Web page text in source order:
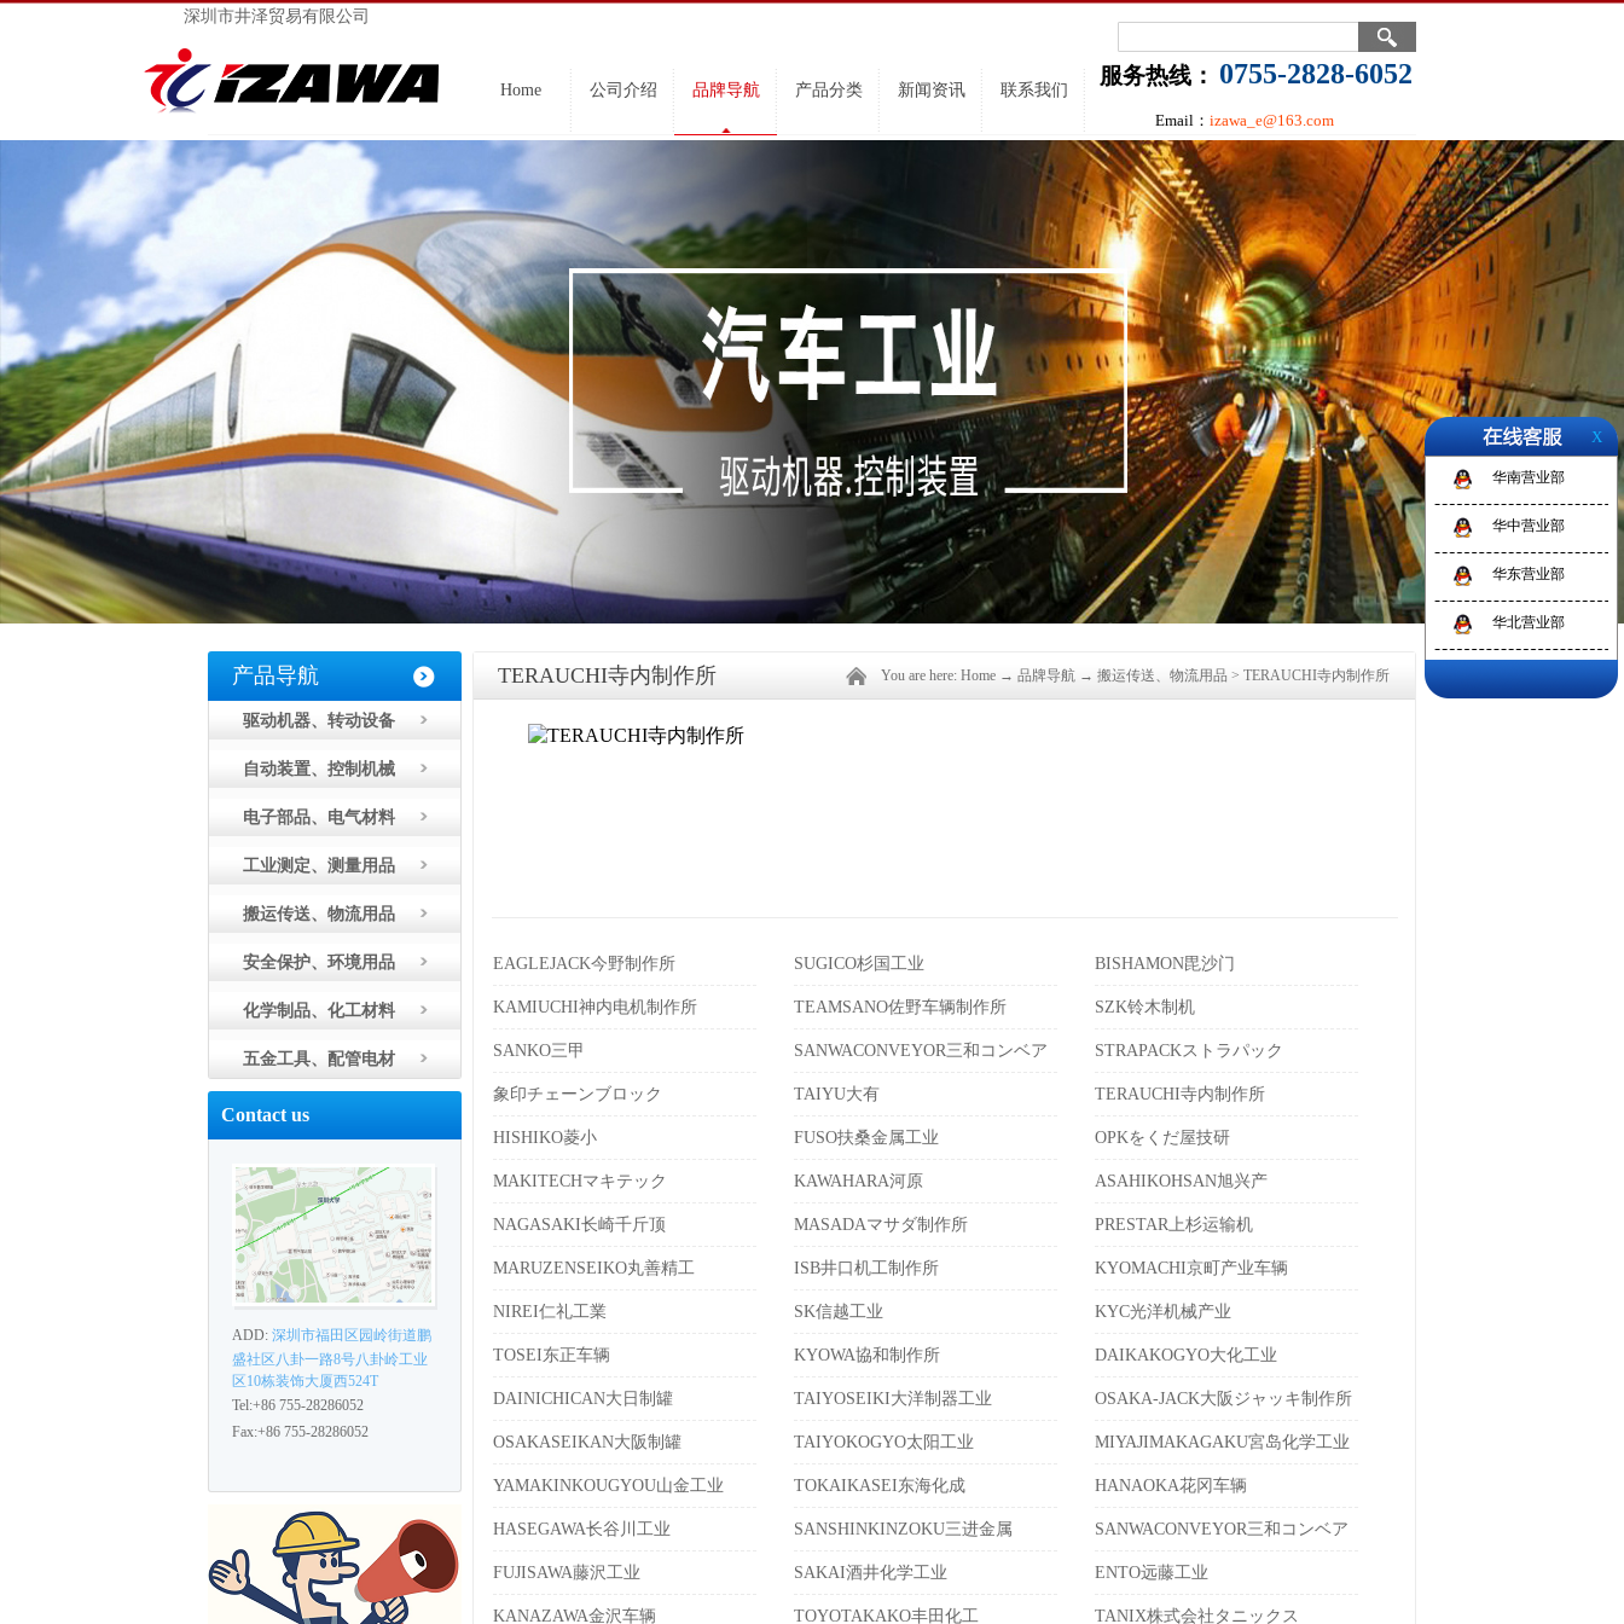
深圳市井泽贸易有限公司
服务热线： 0755-2828-6052
Email： izawa_e@163.com
Home 公司介绍 品牌导航 产品分类 新闻资讯 联系我们
1 2 3
产品导航
驱动机器、转动设备
自动装置、控制机械
电子部品、电气材料
工业测定、测量用品
搬运传送、物流用品
安全保护、环境用品
化学制品、化工材料
五金工具、配管电材
Contact us
ADD: 深圳市福田区园岭街道鹏
盛社区八卦一路8号八卦岭工业
区10栋装饰大厦西524T
Tel:+86 755-28286052
Fax:+86 755-28286052
TERAUCHI寺内制作所 You are here: Home → 品牌导航 → 搬运传送、物流用品 > TERAUCHI寺内制作所
EAGLEJACK今野制作所 SUGICO杉国工业 BISHAMON毘沙门
KAMIUCHI神内电机制作所 TEAMSANO佐野车辆制作所 SZK铃木制机
SANKO三甲 SANWACONVEYOR三和コンベア STRAPACKストラパック
象印チェーンブロック TAIYU大有 TERAUCHI寺内制作所
HISHIKO菱小 FUSO扶桑金属工业 OPKをくだ屋技研
MAKITECHマキテック KAWAHARA河原 ASAHIKOHSAN旭兴产
NAGASAKI长崎千斤顶 MASADAマサダ制作所 PRESTAR上杉运输机
MARUZENSEIKO丸善精工 ISB井口机工制作所 KYOMACHI京町产业车辆
NIREI仁礼工業 SK信越工业 KYC光洋机械产业
TOSEI东正车辆 KYOWA協和制作所 DAIKAKOGYO大化工业
DAINICHICAN大日制罐 TAIYOSEIKI大洋制器工业 OSAKA-JACK大阪ジャッキ制作所
OSAKASEIKAN大阪制罐 TAIYOKOGYO太阳工业 MIYAJIMAKAGAKU宮岛化学工业
YAMAKINKOUGYOU山金工业 TOKAIKASEI东海化成 HANAOKA花冈车辆
HASEGAWA长谷川工业 SANSHINKINZOKU三进金属 SANWACONVEYOR三和コンベア
FUJISAWA藤沢工业 SAKAI酒井化学工业 ENTO远藤工业
KANAZAWA金沢车辆 TOYOTAKAKO丰田化工 TANIX株式会社タニックス
X
华南营业部
华中营业部
华东营业部
华北营业部